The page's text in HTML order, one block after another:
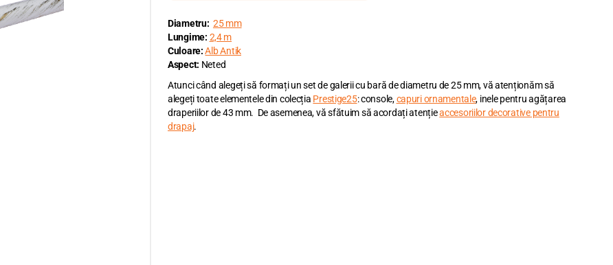
Diametru: 25 mm
Lungime: 2,4 m
Culoare:Alb Antik
Aspect: Neted
Atunci când alegeți să formați un set de galerii cu bară de diametru de 25 mm, vă atenționăm să
alegeți toate elementele din colecția Prestige25: console,capuri ornamentale, inele pentru agățarea
draperiilor de 43 mm. De asemenea, vă sfătuim să acordați atențieaccesoriilor decorative pentru
drapaj.